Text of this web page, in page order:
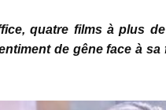
quatre films à plus
de gêne face à